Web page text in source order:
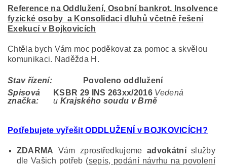
Reference na Oddlužení, Osobní bankrot, Insolvence
fyzické osoby a Konsolidaci dluhů včetně řešení
Exekucí v Bojkovicích
Chtěla bych Vám moc poděkovat za pomoc a skvělou
komunikaci. Naděžda H.
Stav řízení:
Povoleno oddlužení
Spisová
značka:
KSBR 29 INS 263xx/2016 Vedená
u Krajského soudu v Brně
Potřebujete vyřešit ODDLUŽENÍ v BOJKOVICÍCH?
ZDARMA Vám zprostředkujeme advokátníslužby
dle Vašich potřeb (sepis, podání návrhu na povolení